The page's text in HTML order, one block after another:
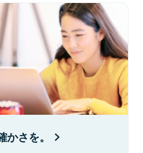
さを。